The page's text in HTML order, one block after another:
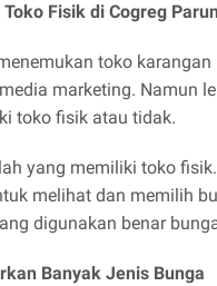
Fisik di Cogreg
toko
marketing. Namun
toko fisik atau tidak.
yang memiliki toko
melihat dan memilih
digunakan benar
Banyak Jenis Bunga